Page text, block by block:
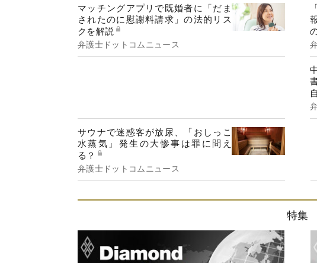
マッチングアプリで既婚者に「だま
されたのに慰謝料請求」の法的リス
クを解説
弁護士ドットコムニュース
サウナで迷惑客が放尿、「おしっこ
水蒸気」発生の大惨事は罪に問え
る？
弁護士ドットコムニュース
特集